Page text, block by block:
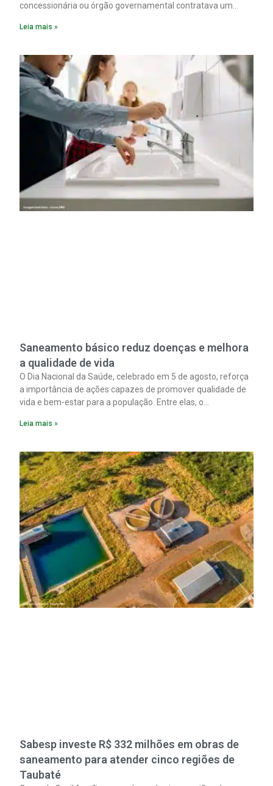
concessionária ou órgão governamental contratava um
Leia mais »
Saneamento básico reduz doenças e melhora
a qualidade de vida
O Dia Nacional da Saúde, celebrado em 5 de agosto, reforça
a importância de ações capazes de promover qualidade de
vida e bem-estar para a população. Entre elas, o
serviços de coleta e tratamento de esgoto contribui
melhora as condições de saúde pública.
Leia mais »
Sabesp investe R$ 332 milhões em obras de
saneamento para atender cinco regiões de
Taubaté